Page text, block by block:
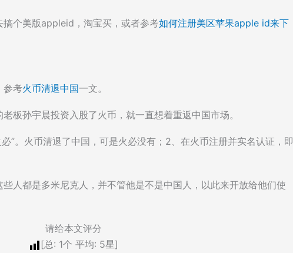
个美版appleid，淘宝买，或者参考如何注册美区苹果apple id来下
参考火币清退中国一文。
板孙宇晨投资入股了火币，就一直想着重返中国市场。
”。火币清退了中国，可是火必没有；2、在火币注册并实名认证，即
人都是多米尼克人，并不管他是不是中国人，以此来开放给他们使
请给本文评分
[总: 1个 平均: 5星]